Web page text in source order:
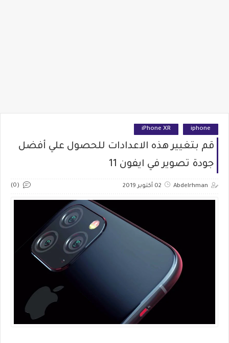
iphone
iPhone XR
قم بتغيير هذه الاعدادات للحصول علي أفضل
جودة تصوير في ايفون 11
Abdelrhman 02 أكتوبر 2019 (0)